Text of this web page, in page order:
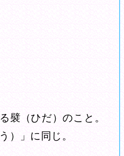
襞（ひだ）のこと。
）」に同じ。